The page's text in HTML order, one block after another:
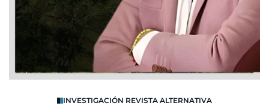
INVESTIGACIÓN REVISTA ALTERNATIVA